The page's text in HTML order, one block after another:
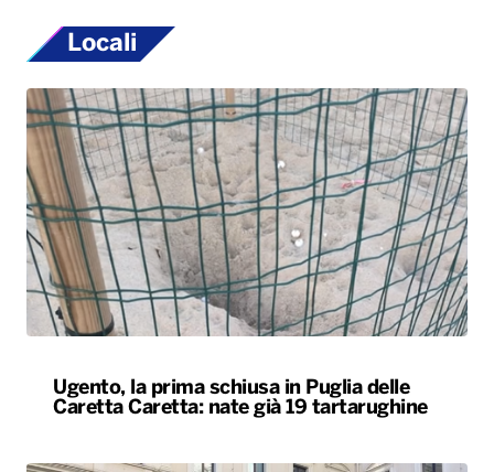
Locali
Ugento, la prima schiusa in Puglia delle
Caretta Caretta: nate già 19 tartarughine